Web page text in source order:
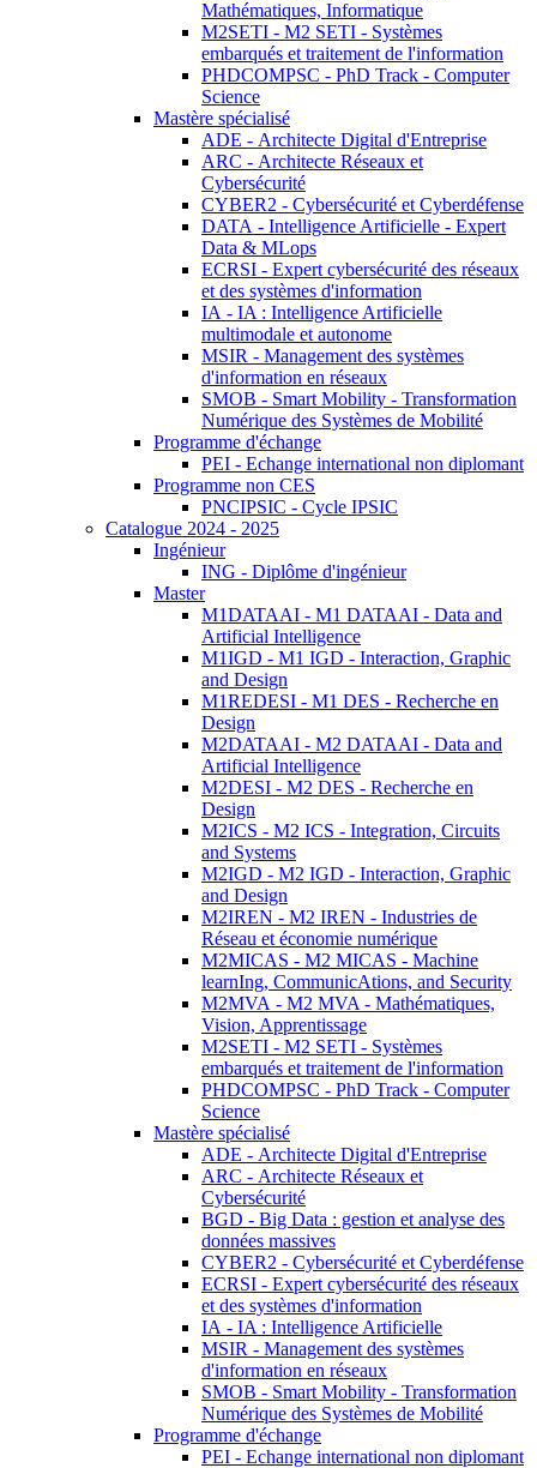
Mathématiques, Informatique
M2SETI - M2 SETI - Systèmes
embarqués et traitement de l'information
PHDCOMPSC - PhD Track - Computer
Science
Mastère spécialisé
ADE - Architecte Digital d'Entreprise
ARC - Architecte Réseaux et
Cybersécurité
CYBER2 - Cybersécurité et Cyberdéfense
DATA - Intelligence Artificielle - Expert
Data & MLops
ECRSI - Expert cybersécurité des réseaux
et des systèmes d'information
IA - IA : Intelligence Artificielle
multimodale et autonome
MSIR - Management des systèmes
d'information en réseaux
SMOB - Smart Mobility - Transformation
Numérique des Systèmes de Mobilité
Programme d'échange
PEI - Echange international non diplomant
Programme non CES
PNCIPSIC - Cycle IPSIC
Catalogue 2024 - 2025
Ingénieur
ING - Diplôme d'ingénieur
Master
M1DATAAI - M1 DATAAI - Data and
Artificial Intelligence
M1IGD - M1 IGD - Interaction, Graphic
and Design
M1REDESI - M1 DES - Recherche en
Design
M2DATAAI - M2 DATAAI - Data and
Artificial Intelligence
M2DESI - M2 DES - Recherche en
Design
M2ICS - M2 ICS - Integration, Circuits
and Systems
M2IGD - M2 IGD - Interaction, Graphic
and Design
M2IREN - M2 IREN - Industries de
Réseau et économie numérique
M2MICAS - M2 MICAS - Machine
learnIng, CommunicAtions, and Security
M2MVA - M2 MVA - Mathématiques,
Vision, Apprentissage
M2SETI - M2 SETI - Systèmes
embarqués et traitement de l'information
PHDCOMPSC - PhD Track - Computer
Science
Mastère spécialisé
ADE - Architecte Digital d'Entreprise
ARC - Architecte Réseaux et
Cybersécurité
BGD - Big Data : gestion et analyse des
données massives
CYBER2 - Cybersécurité et Cyberdéfense
ECRSI - Expert cybersécurité des réseaux
et des systèmes d'information
IA - IA : Intelligence Artificielle
MSIR - Management des systèmes
d'information en réseaux
SMOB - Smart Mobility - Transformation
Numérique des Systèmes de Mobilité
Programme d'échange
PEI - Echange international non diplomant